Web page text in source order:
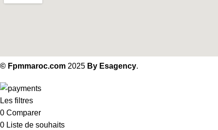
© Fpmmaroc.com 2025 By Esagency.
Les filtres
0 Comparer
0 Liste de souhaits